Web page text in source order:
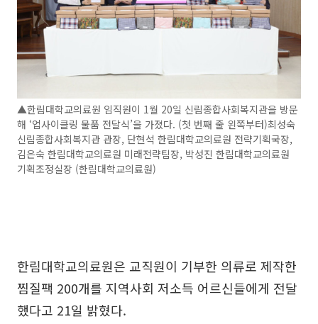
▲한림대학교의료원 임직원이 1월 20일 신림종합사회복지관을 방문
해 ‘업사이클링 물품 전달식’을 가졌다. (첫 번째 줄 왼쪽부터)최성숙
신림종합사회복지관 관장, 단현석 한림대학교의료원 전략기획국장,
김은숙 한림대학교의료원 미래전략팀장, 박성진 한림대학교의료원
기획조정실장 (한림대학교의료원)
한림대학교의료원은 교직원이 기부한 의류로 제작한
찜질팩 200개를 지역사회 저소득 어르신들에게 전달
했다고 21일 밝혔다.